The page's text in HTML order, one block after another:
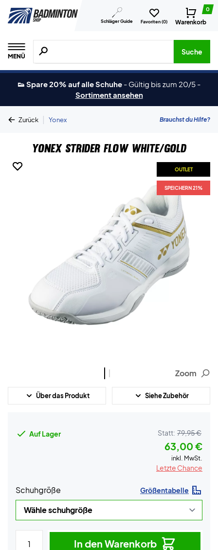
Schläger Guide Favoriten (0)
0
Warenkorb
MENÜ
Suche nach Produkten, Marken usw.
Suche
👟 Spare 20% auf alle Schuhe - Gültig bis zum 20/5 -
Sortiment ansehen
Zurück | Yonex Brauchst du Hilfe?
Yonex Strider Flow White/Gold
OUTLET
SPEICHERN 21%
OUTLET
SPEICHERN 21%
Zoom
Über das Produkt Siehe Zubehör
Auf Lager Statt: 79,95 €
63,00 €
inkl. MwSt.
Letzte Chance
Schuhgröße Größentabelle
In den Warenkorb